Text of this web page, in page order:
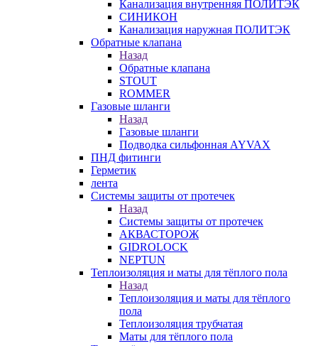
Канализация внутренняя ПОЛИТЭК
СИНИКОН
Канализация наружная ПОЛИТЭК
Обратные клапана
Назад
Обратные клапана
STOUT
ROMMER
Газовые шланги
Назад
Газовые шланги
Подводка сильфонная AYVAX
ПНД фитинги
Герметик
лента
Системы защиты от протечек
Назад
Системы защиты от протечек
АКВАСТОРОЖ
GIDROLOCK
NEPTUN
Теплоизоляция и маты для тёплого пола
Назад
Теплоизоляция и маты для тёплого
пола
Теплоизоляция трубчатая
Маты для тёплого пола